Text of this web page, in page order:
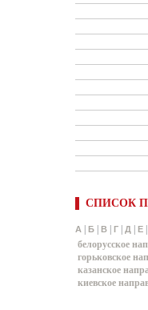
СПИСОК
А Б В Г Д Е
белорусское
горьковское
казанское
киевское